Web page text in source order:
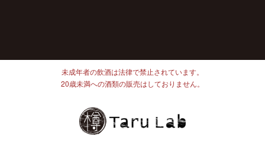
未成年者の飲酒は法律で禁止されています。
20歳未満への酒類の販売はしておりません。